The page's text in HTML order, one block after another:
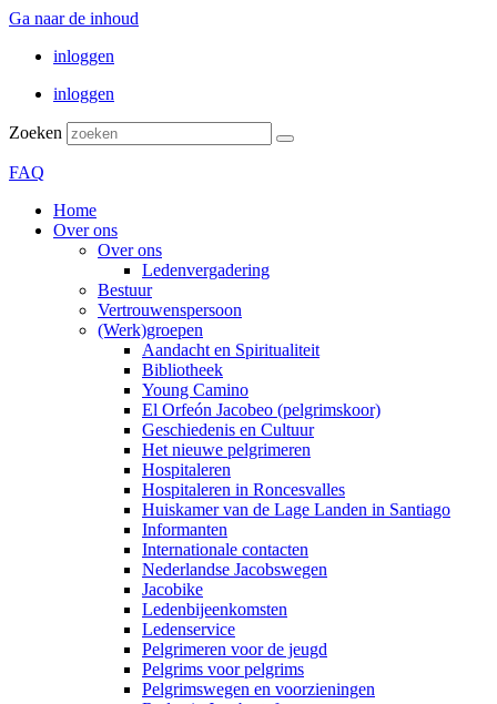
Ga naar de inhoud
inloggen
inloggen
Zoeken
FAQ
Home
Over ons
Over ons
Ledenvergadering
Bestuur
Vertrouwenspersoon
(Werk)groepen
Aandacht en Spiritualiteit
Bibliotheek
Young Camino
El Orfeón Jacobeo (pelgrimskoor)
Geschiedenis en Cultuur
Het nieuwe pelgrimeren
Hospitaleren
Hospitaleren in Roncesvalles
Huiskamer van de Lage Landen in Santiago
Informanten
Internationale contacten
Nederlandse Jacobswegen
Jacobike
Ledenbijeenkomsten
Ledenservice
Pelgrimeren voor de jeugd
Pelgrims voor pelgrims
Pelgrimswegen en voorzieningen